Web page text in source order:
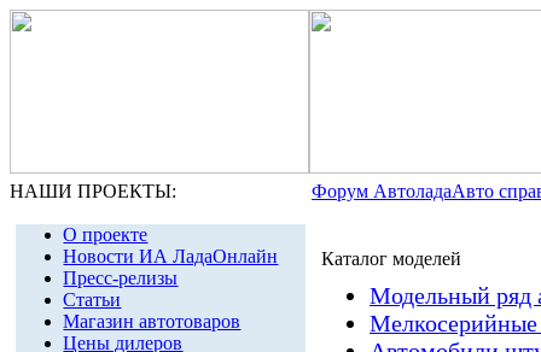
НАШИ ПРОЕКТЫ: Форум АвтоладаАвто
О проекте
Новости ИА ЛадаОнлайн
Пресс-релизы
Статьи
Магазин автотоваров
Цены дилеров
Каталог моделей
Модельный ряд